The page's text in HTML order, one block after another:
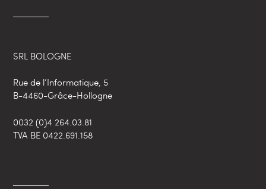
SRL BOLOGNE
Rue de l’Informatique, 5
B-4460-Grâce-Hollogne
0032 (0)4 264.03.81
TVA BE 0422.691.158